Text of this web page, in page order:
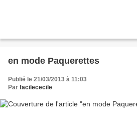
en mode Paquerettes
Publié le 21/03/2013 à 11:03
Par facilececile